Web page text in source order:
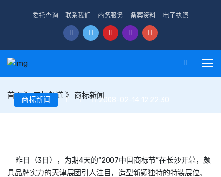
委托查询 联系我们 商务服务 备案资料 电子执照
首页》商标频道 》 商标新闻
商标新闻 2008-02-14 12:22:30
昨日（3日），为期4天的“2007中国商标节”在长沙开幕，颇
具品牌实力的天津展团引人注目，造型新颖独特的特装展位、